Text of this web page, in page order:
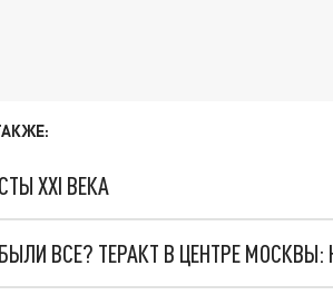
XXI ВЕКА
ВСЕ? ТЕРАКТ В ЦЕНТРЕ